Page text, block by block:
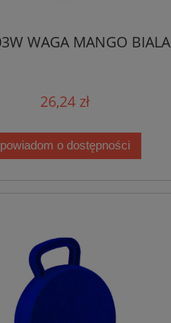
WAGA MANGO BIALA
26,24 zł
powiadom o dostępności